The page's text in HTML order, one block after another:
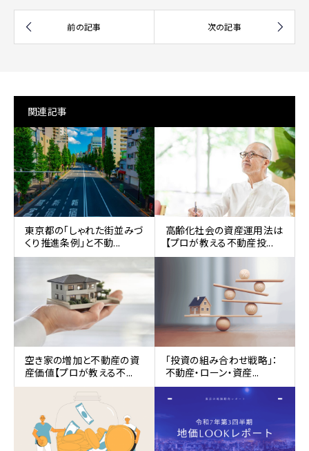
関連記事
東京都の「しゃれた街並みづ
くり推進条例」と不動...
高齢化社会の資産運用法は
【プロが教える不動産投...
空き家の増加と不動産の資
産価値【プロが教える不...
｢投資の組み合わせ戦略｣：
不動産・ローン・資産...